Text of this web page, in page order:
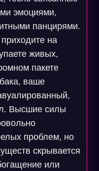
эмоциями,
панцирями.
на
живых,
пакете
ваше
Высшие силы
проблем, но
скрывается
или